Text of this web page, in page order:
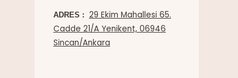
ADRES : 29 Ekim Mahallesi 65.
Cadde 21/A Yenikent, 06946
Sincan/Ankara